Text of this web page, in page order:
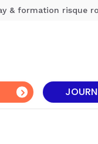
& formation risque